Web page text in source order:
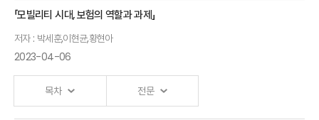
축사
부위원장
축사
신회계제도와
보험회사의 대응
한국보험계리사회
부회장
「모빌리티 시대, 보험의 역할과 과제」
저자 : 박세훈,이현균,황현아
2023-04-06
목차 전문